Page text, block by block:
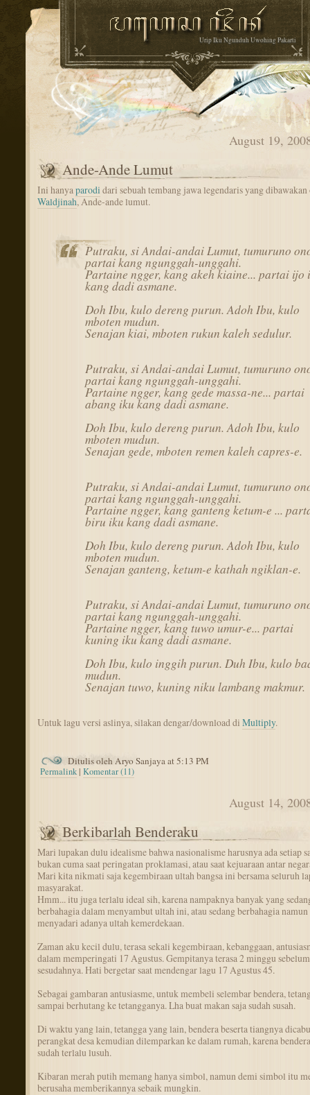
Urip Iku Ngunduh Uwohing Pakarti
August 19,
Ande-Ande Lumut
Ini hanyaparodi dari sebuah tembang jawa legendaris yang dibawakan
Waldjinah, Ande-ande lumut.
Putraku, si Andai-andai Lumut, tumuruno
partai kang ngunggah-unggahi.
Partaine ngger, kang akeh kiaine... partai ijo
kang dadi asmane.
Doh Ibu, kulo dereng purun. Adoh Ibu, kulo
mboten mudun.
Senajan kiai, mboten rukun kaleh sedulur.
Putraku, si Andai-andai Lumut, tumuruno
partai kang ngunggah-unggahi.
Partaine ngger, kang gede massa-ne... partai
abang iku kang dadi asmane.
Doh Ibu, kulo dereng purun. Adoh Ibu, kulo
mboten mudun.
Senajan gede, mboten remen kaleh capres-e.
Putraku, si Andai-andai Lumut, tumuruno
partai kang ngunggah-unggahi.
Partaine ngger, kang ganteng ketum-e ...
biru iku kang dadi asmane.
Doh Ibu, kulo dereng purun. Adoh Ibu, kulo
mboten mudun.
Senajan ganteng, ketum-e kathah ngiklan-e.
Putraku, si Andai-andai Lumut, tumuruno
partai kang ngunggah-unggahi.
Partaine ngger, kang tuwo umur-e... partai
kuning iku kang dadi asmane.
Doh Ibu, kulo inggih purun. Duh Ibu, kulo
mudun.
Senajan tuwo, kuning niku lambang makmur.
Untuk lagu versi aslinya, silakan dengar/download di Multiply.
Ditulis oleh Aryo Sanjaya at 5:13 PM
Permalink |Komentar (11)
August 14,
Berkibarlah Benderaku
Mari lupakan dulu idealisme bahwa nasionalisme harusnya ada setiap
bukan cuma saat peringatan proklamasi, atau saat kejuaraan antar
Mari kita nikmati saja kegembiraan ultah bangsa ini bersama seluruh
masyarakat.
Hmm... itu juga terlalu ideal sih, karena nampaknya banyak yang
berbahagia dalam menyambut ultah ini, atau sedang berbahagia
menyadari adanya ultah kemerdekaan.
Zaman aku kecil dulu, terasa sekali kegembiraan, kebanggaan,
dalam memperingati 17 Agustus. Gempitanya terasa 2 minggu
sesudahnya. Hati bergetar saat mendengar lagu 17 Agustus 45.
Sebagai gambaran antusiasme, untuk membeli selembar bendera,
sampai berhutang ke tetangganya. Lha buat makan saja sudah susah.
Di waktu yang lain, tetangga yang lain, bendera beserta tiangnya
perangkat desa kemudian dilemparkan ke dalam rumah, karena
sudah terlalu lusuh.
Kibaran merah putih memang hanya simbol, namun demi simbol itu
berusaha memberikannya sebaik mungkin.